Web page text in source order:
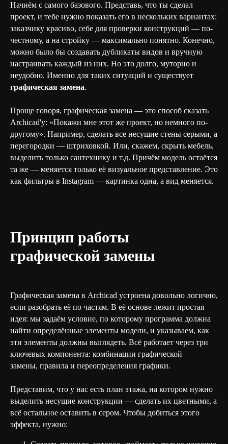
Начнём с самого базового. Представь, что ты сделал
проект, и тебе нужно показать его в нескольких вариантах:
заказчику красиво, себе для проверки конструкций — по-
честному, а на стройку — максимально понятно. Конечно,
можно было бы создавать дубликаты видов и вручную
настраивать каждый из них. Но это долго, муторно и
неудобно. Именно для таких ситуаций и существует
графическая замена.
Проще говоря, графическая замена — это способ сказать
Archicad'у: «Покажи мне этот же проект, но немного по-
другому». Например, сделать все несущие стены серыми, а
перегородки — штриховкой. Или, скажем, скрыть мебель,
выделить только сантехнику и т.д. Причём модель остаётся
та же — меняется только её визуальное представление. Это
как фильтры в Instagram — картинка одна, а вид меняется.
Принцип работы
графической замены
Графическая замена в Archicad устроена довольно логично,
если разобрать её по частям. В её основе лежит простая
идея: мы задаём условие, по которому программа должна
найти определённые элементы модели, и указываем, как
эти элементы должны выглядеть. Всё работает через три
ключевых компонента: комбинации графической
замены, правила и переопределения графики.
Представим, что у нас есть план этажа, на котором нужно
выделить несущие конструкции — сделать их цветными, а
всё остальное оставить в сером. Чтобы добиться этого
эффекта, нужно: